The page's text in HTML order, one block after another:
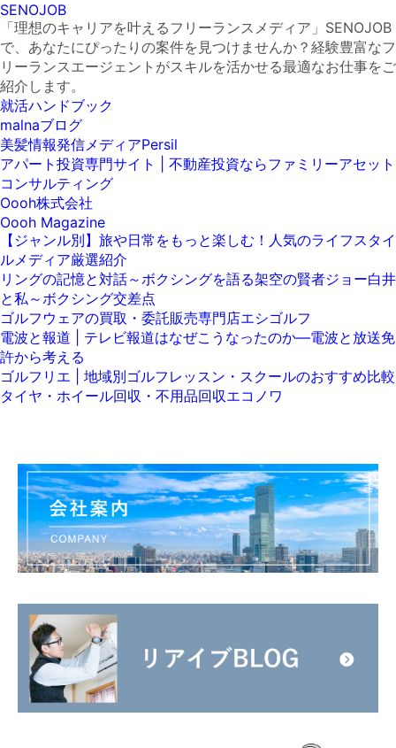
SENOJOB
「理想のキャリアを叶えるフリーランスメディア」SENOJOB
で、あなたにぴったりの案件を見つけませんか？経験豊富なフ
リーランスエージェントがスキルを活かせる最適なお仕事をご
紹介します。
就活ハンドブック
malnaブログ
美髪情報発信メディアPersil
アパート投資専門サイト | 不動産投資ならファミリーアセット
コンサルティング
Oooh株式会社
Oooh Magazine
【ジャンル別】旅や日常をもっと楽しむ！人気のライフスタイ
ルメディア厳選紹介
リングの記憶と対話～ボクシングを語る架空の賢者ジョー白井
と私～ボクシング交差点
ゴルフウェアの買取・委託販売専門店エシゴルフ
電波と報道 | テレビ報道はなぜこうなったのか―電波と放送免
許から考える
ゴルフリエ | 地域別ゴルフレッスン・スクールのおすすめ比較
タイヤ・ホイール回収・不用品回収エコノワ